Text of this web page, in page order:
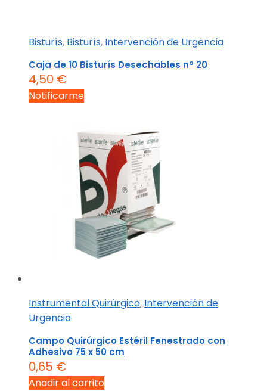
Bisturís, Bisturís, Intervención de Urgencia
Caja de 10 Bisturís Desechables nº 20
4,50 €
Notificarme
Instrumental Quirúrgico, Intervención de
Urgencia
Campo Quirúrgico Estéril Fenestrado con
Adhesivo 75 x 50 cm
0,65 €
Añadir al carrito